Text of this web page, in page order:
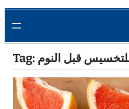
Tag: قبل النوم